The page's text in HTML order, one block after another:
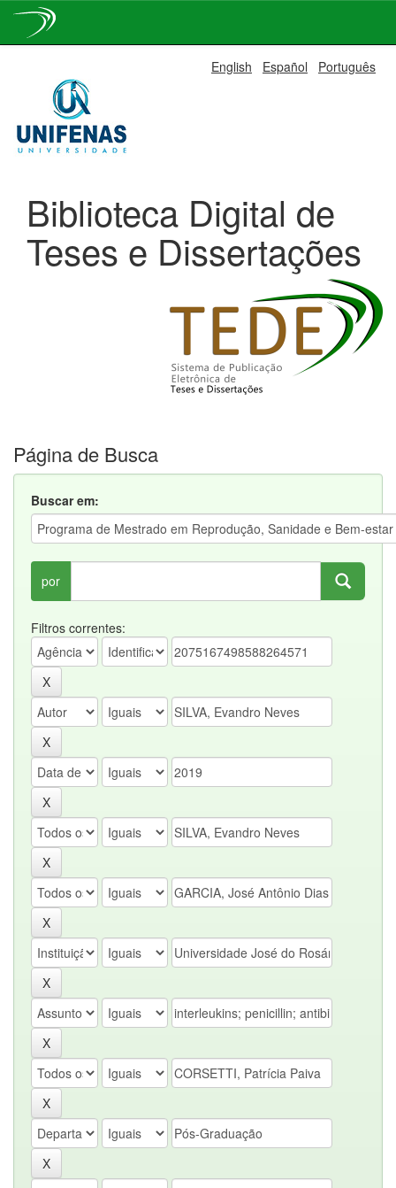
navigation
English Español Português
Biblioteca Digital de
Teses e Dissertações
Página de Busca
Buscar em:
por
Filtros correntes: